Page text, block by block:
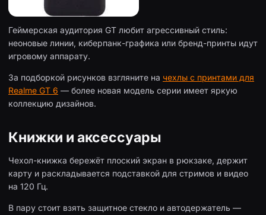
Геймерская аудитория GT любит агрессивный стиль:
неоновые линии, киберпанк-графика или бренд-принты идут
игровому аппарату.
За подборкой рисунков взгляните на чехлы с принтами для
Realme GT 6 — более новая модель серии имеет яркую
коллекцию дизайнов.
Книжки и аксессуары
Чехол-книжка бережёт плоский экран в рюкзаке, держит
карту и раскладывается подставкой для стримов и видео
на 120 Гц.
В пару стоит взять защитное стекло и автодержатель —